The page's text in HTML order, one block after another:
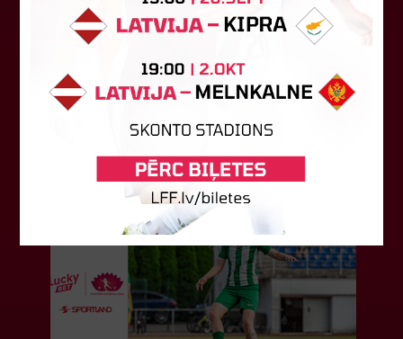
"Riga FC" iegūst handikapu, RFS
būs jāatspēlējas
Ceturtdienas vakarā savas spēles UEFA
Konferences līgas kvalifikācijas trešajā kārtā
aizvadīja divi Latvijas klubi. FC RFS izbraukumā ar
06. augusts 2026.